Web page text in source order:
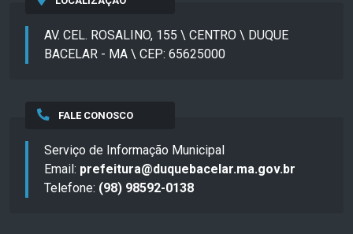
AV. CEL. ROSALINO, 155 \ CENTRO \ DUQUE
BACELAR - MA \ CEP: 65625000
FALE CONOSCO
Serviço de Informação Municipal
Email: prefeitura@duquebacelar.ma.gov.br
Telefone: (98) 98592-0138